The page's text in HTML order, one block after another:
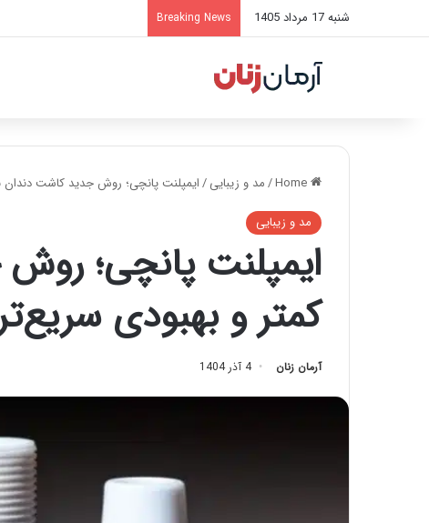
شنبه 17 مرداد 1405 Breaking News
/مد و زیبایی/ایمپلنت پانچی؛ روش جدید کاشت دندان
مد و زیبایی
ایمپلنت پانچی؛
کمتر و بهبودی
آرمان زنان 4 آذر 1404